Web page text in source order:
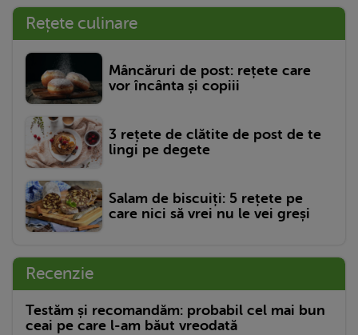
Rețete culinare
Mâncăruri de post: rețete care
vor încânta și copiii
3 rețete de clătite de post de te
lingi pe degete
Salam de biscuiți: 5 rețete pe
care nici să vrei nu le vei greși
Recenzie
Testăm și recomandăm: probabil cel mai bun
ceai pe care l-am băut vreodată